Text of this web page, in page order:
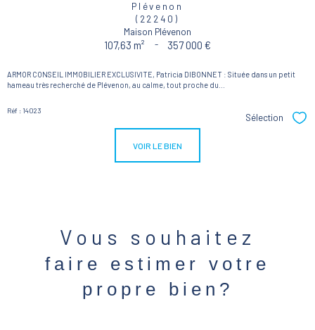
Plévenon
(22240)
Maison Plévenon
107,63 m² - 357 000 €
ARMOR CONSEIL IMMOBILIER EXCLUSIVITE, Patricia DIBONNET : Située dans un petit
hameau très recherché de Plévenon, au calme, tout proche du...
Réf : 14023
Sélection
VOIR LE BIEN
Vous souhaitez
faire estimer votre
propre bien?